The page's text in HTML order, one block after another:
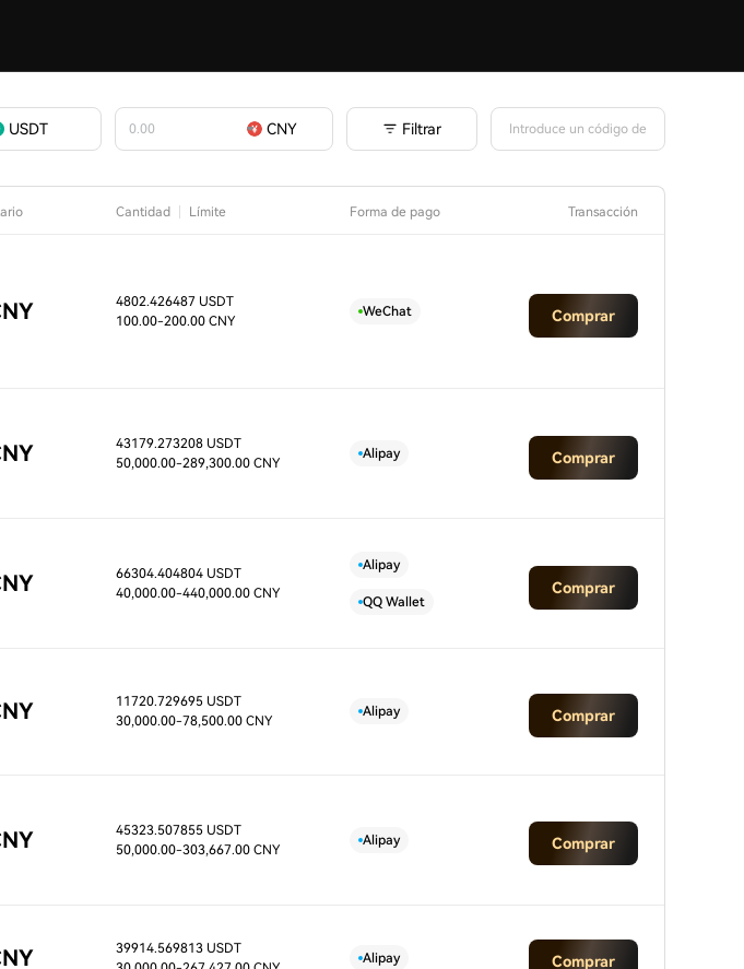
USDT CNY Filtrar
Cantidad Límite Forma de pago Transacción
4802.426487 USDT
100.00-200.00 CNY
WeChat Comprar
43179.273208 USDT
50,000.00-289,300.00 CNY
Alipay Comprar
66304.404804 USDT
40,000.00-440,000.00 CNY
Alipay
QQ Wallet
Comprar
11720.729695 USDT
30,000.00-78,500.00 CNY
Alipay Comprar
45323.507855 USDT
50,000.00-303,667.00 CNY
Alipay Comprar
39914.569813 USDT
Alipay Comprar